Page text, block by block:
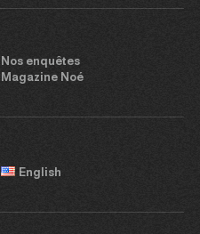
Nos enquêtes
Magazine Noé
English